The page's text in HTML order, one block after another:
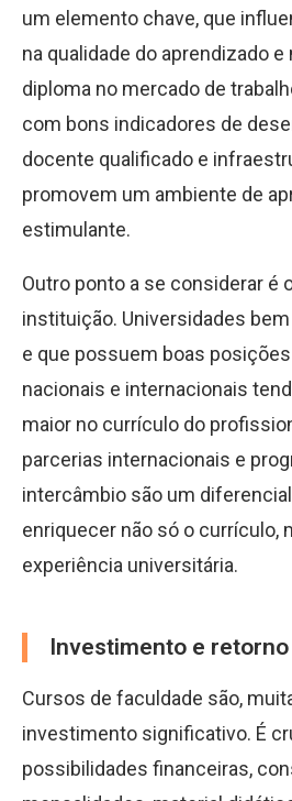
um elemento chave, que
na qualidade do aprendizado e
diploma no mercado de
com bons indicadores de
docente qualificado e
promovem um ambiente de
estimulante.
Outro ponto a se considerar é
instituição. Universidades bem
e que possuem boas
nacionais e internacionais
maior no currículo do
parcerias internacionais e
intercâmbio são um
enriquecer não só o currículo,
experiência universitária.
Investimento e
Cursos de faculdade são,
investimento significativo. É
possibilidades financeiras,